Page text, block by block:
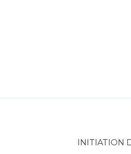
INITIATION